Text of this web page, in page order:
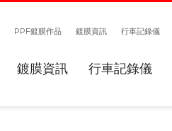
PPF鍍膜作品 鍍膜資訊 行車記錄儀
鍍膜資訊 行車記錄儀